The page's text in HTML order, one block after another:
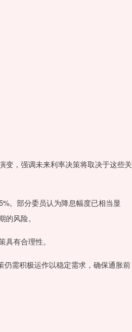
，强调未来利率决策将取决于这些关
。部分委员认为降息幅度已相当显
风险。
有合理性。
需积极运作以稳定需求，确保通胀前